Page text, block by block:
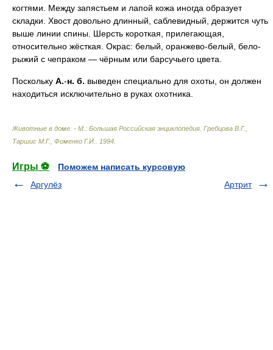
когтями. Между запястьем и лапой кожа иногда образует
складки. Хвост довольно длинный, саблевидный, держится чуть
выше линии спины. Шерсть короткая, прилегающая,
относительно жёсткая. Окрас: белый, оранжево-белый, бело-
рыжий с чепраком — чёрным или барсучьего цвета.
Поскольку А.-н. б. выведен специально для охоты, он должен
находиться исключительно в руках охотника.
Животные в доме. - М.: Большая Российская энциклопедия Гребцова В.Г.,
Таршис М.Г., Фоменко Г.И.
1994
Игры ⚽
Поможем написать курсовую
Аргулёз
Артрит